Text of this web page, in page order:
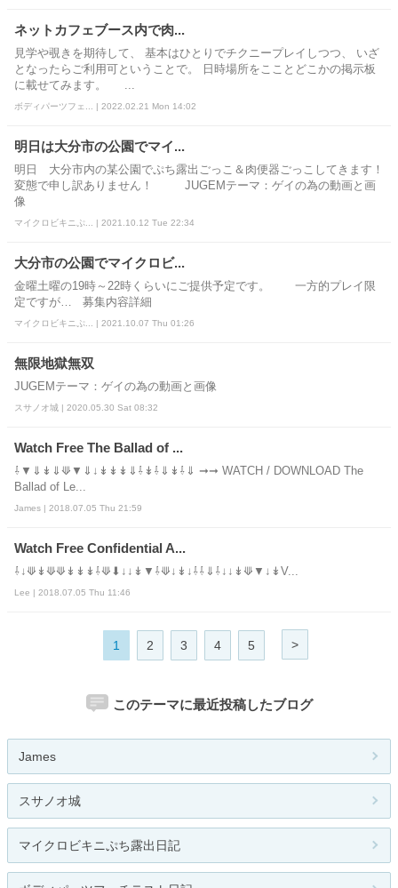
ネットカフェブース内で肉...
見学や覗きを期待して、 基本はひとりでチクニープレイしつつ、 いざ
となったらご利用可ということで。 日時場所をこことどこかの掲示板
に載せてみます。 ...
ボディパーツフェ... | 2022.02.21 Mon 14:02
明日は大分市の公園でマイ...
明日 大分市内の某公園でぷち露出ごっこ＆肉便器ごっこしてきます！
変態で申し訳ありません！ JUGEMテーマ：ゲイの為の動画と画
像
マイクロビキニぷ... | 2021.10.12 Tue 22:34
大分市の公園でマイクロビ...
金曜土曜の19時～22時くらいにご提供予定です。 一方的プレイ限
定ですが… 募集内容詳細
マイクロビキニぷ... | 2021.10.07 Thu 01:26
無限地獄無双
JUGEMテーマ：ゲイの為の動画と画像
スサノオ城 | 2020.05.30 Sat 08:32
Watch Free The Ballad of ...
⇩▼⇓↡⇓⟱▼⇓↓↡↡↡⇓⇩↡⇩⇓↡⇩⇓ ➞➞ WATCH / DOWNLOAD The
Ballad of Le...
James | 2018.07.05 Thu 21:59
Watch Free Confidential A...
⇩↓⟱↡⟱⟱↡↡↡⇩⟱⬇↓↓↡▼⇩⟱↓↡↓⇩⇩⇓⇩↓↓↡⟱▼↓↡V...
Lee | 2018.07.05 Thu 11:46
1 2 3 4 5 >
このテーマに最近投稿したブログ
James
スサノオ城
マイクロビキニぷち露出日記